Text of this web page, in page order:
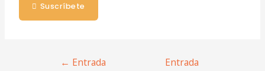
Suscríbete
← Entrada
Entrada